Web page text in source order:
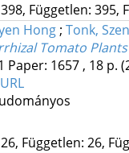
Független: 395,
Hong; Tonk,
Tomato
Paper: 1657 , 18 p.
Független: 26,